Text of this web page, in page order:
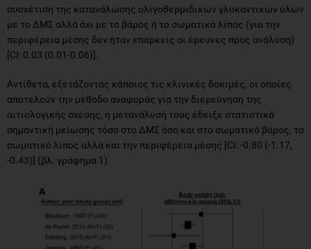
συσχέτιση της κατανάλωσης ολιγοθερμιδικών γλυκαντικών υλών
με το ΔΜΣ αλλά όχι με το βάρος ή το σωματικό λίπος (για την
περιφέρεια μέσης δεν ήταν επαρκείς οι έρευνες προς ανάλυση)
[CI: 0.03 (0.01-0.06)].
Αντίθετα, εξετάζοντας κάποιος τις κλινικές δοκιμές, οι οποίες
αποτελούν την μέθοδο αναφοράς για την διερεύνηση της
αιτιολογικής σχέσης, η μετανάλυσή τους έδειξε στατιστικά
σημαντική μείωσης τόσο στο ΔΜΣ όσο και στο σωματικό βάρος, το
σωματικό λίπος αλλά και την περιφέρεια μέσης [CI: -0.80 (-1.17,
-0.43)] (βλ. γράφημα 1).